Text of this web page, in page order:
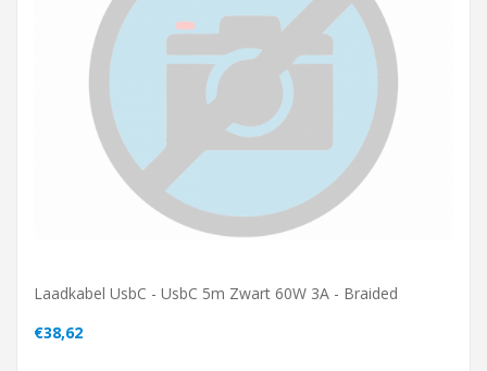
Laadkabel UsbC - UsbC 5m Zwart 60W 3A - Braided
€38,62